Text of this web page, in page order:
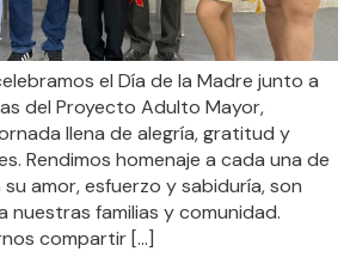
el Día de la Madre junto a
del Proyecto Adulto Mayor,
llena de alegría, gratitud y
Rendimos homenaje a cada una de
amor, esfuerzo y sabiduría, son
nuestras familias y comunidad.
compartir […]